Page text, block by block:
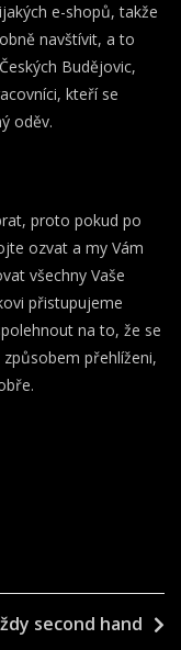
e-shopů, takže
navštívit, a to
Budějovic,
kteří se
oděv.
proto pokud po
ozvat a my Vám
všechny Vaše
přistupujeme
na to, že se
přehlíženi,
second hand